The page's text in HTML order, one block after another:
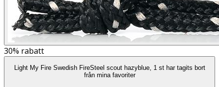
30% rabatt
Light My Fire Swedish FireSteel scout hazyblue, 1 st har tagits bort
från mina favoriter